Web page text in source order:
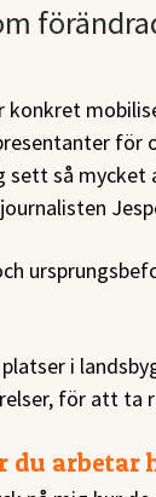
konkret
för
sett så
i
för att ta
arbetar